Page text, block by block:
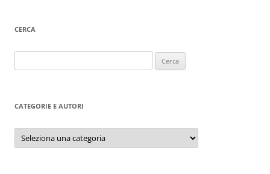
CERCA
per:
CATEGORIE E AUTORI
Categorie
autori